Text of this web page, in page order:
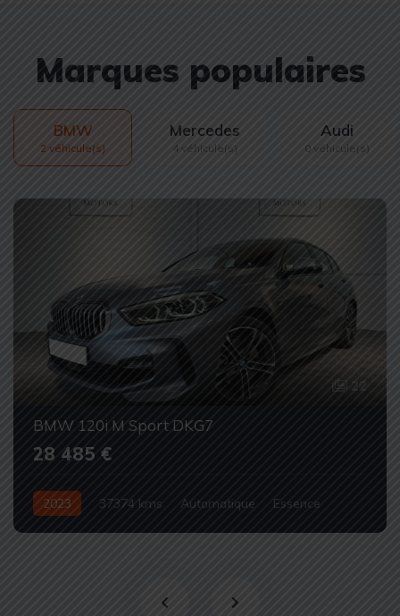
Marques populaires
BMW
2 véhicule(s)
Mercedes
4 véhicule(s)
Audi
0 véhicule(s)
22
BMW 120i M Sport DKG7
28 485 €
2023 37374 kms Automatique
Essence